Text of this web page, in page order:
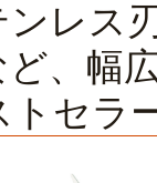
レス
、幅
トセラ